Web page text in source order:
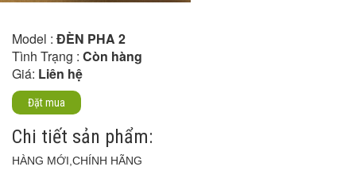
Model : ĐÈN PHA 2
Tình Trạng : Còn hàng
Giá: Liên hệ
Đặt mua
Chi tiết sản phẩm:
HÀNG MỚI,CHÍNH HÃNG